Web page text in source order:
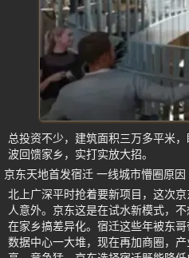
总投资不少，建筑面积三万多平米
波回馈家乡，实打实放大招。
京东天地首发宿迁 一线城市懵圈原因
北上广深平时抢着要新项目，这次
人意外。京东这是在试水新模式，
在家乡搞差异化。宿迁这些年被东哥
数据中心一大堆，现在再加商圈，